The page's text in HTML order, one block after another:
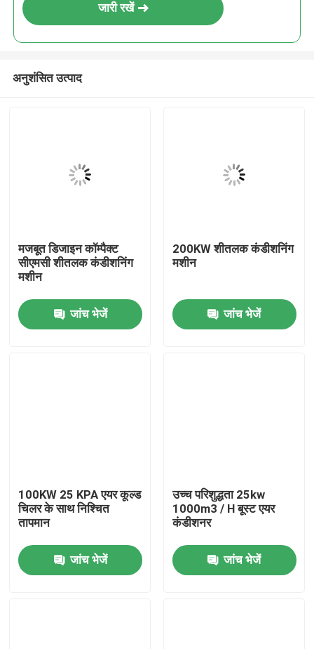
हमसे संपर्क करें
समाचार
जारी रखें
अनुशंसित उत्पाद
मजबूत डिजाइन कॉम्पैक्ट
सीएमसी शीतलक कंडीशनिंग
मशीन
जांच भेजें
200KW शीतलक कंडीशनिंग
मशीन
जांच भेजें
100KW 25 KPA एयर कूल्ड
चिलर के साथ निश्चित
तापमान
जांच भेजें
उच्च परिशुद्धता 25kw
1000m3 / H बूस्ट एयर
कंडीशनर
जांच भेजें